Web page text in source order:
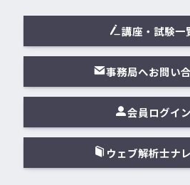
講座・試験一
事務局へお問い
会員ログイン
ウェブ解析士ナ